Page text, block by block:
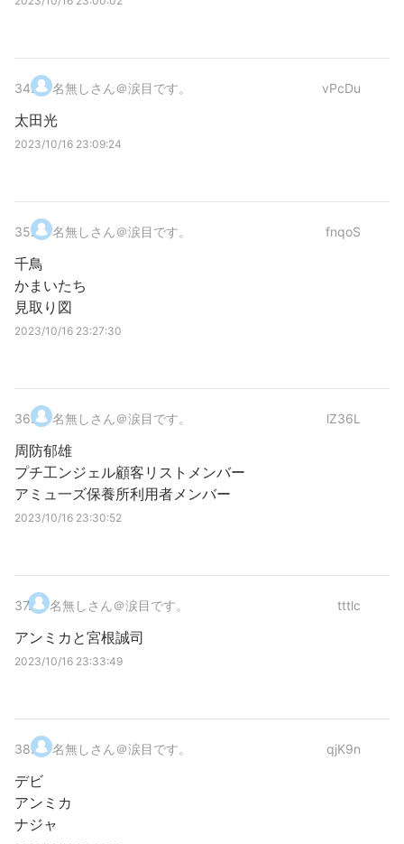
34. 名無しさん＠涙目です。 vPcDu
太田光
2023/10/16 23:09:24
35. 名無しさん＠涙目です。 fnqoS
千鳥
かまいたち
見取り図
2023/10/16 23:27:30
36. 名無しさん＠涙目です。 lZ36L
周防郁雄
プチ工ンジェル顧客リストメンバー
アミュ一ズ保養所利用者メンバー
2023/10/16 23:30:52
37. 名無しさん＠涙目です。 tttlc
アンミカと宮根誠司
2023/10/16 23:33:49
38. 名無しさん＠涙目です。 qjK9n
デビ
アンミカ
ナジャ